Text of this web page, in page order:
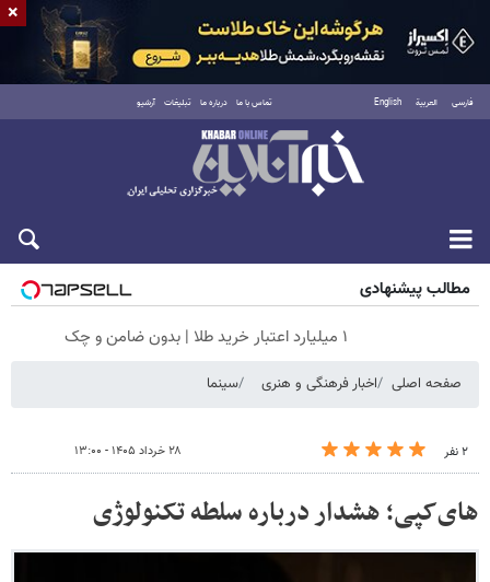
فارسی العربية English تماس با ما درباره ما تبلیغات آرشیو
جمعه ۱۶ مرداد ۱۴۰۵
مطالب پیشنهادی
۱ میلیارد اعتبار خرید طلا | بدون ضامن و چک
صفحه اصلی اخبار فرهنگی و هنری سینما
۲ نفر ۲۸ خرداد ۱۴۰۵ - ۱۳:۰۰
های‌کپی؛ هشدار درباره سلطه تکنولوژی
×